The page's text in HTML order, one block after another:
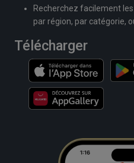
Recherchez facilement
par région, par catégorie,
Télécharger